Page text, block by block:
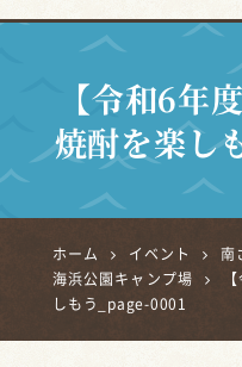
【令和6年
焼酎を楽し
ホーム イベント
南
海浜公園キャンプ場
しもう_page-0001